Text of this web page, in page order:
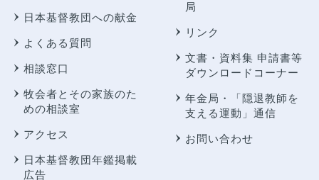
日本基督教団への献金
よくある質問
相談窓口
牧会者とその家族のた
めの相談室
アクセス
日本基督教団年鑑掲載
広告
局
リンク
文書・資料集 申請書等
ダウンロードコーナー
年金局・
「隠退教師を
支える運動」通信
お問い合わせ